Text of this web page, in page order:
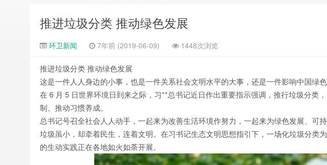
推进垃圾分类 推动绿色发展
环卫新闻 7年前 (2019-06-09) 1448次浏览
推进垃圾分类 推动绿色发展
这是一件人人身边的小事，也是一件关系社会文明水平的大事，还是一件影响中国绿色
在 6 月 5 日世界环境日到来之际，习**总书记近日作出重要指示强调，推行垃圾分类
制、推动习惯养成。
总书记号召全社会人人动手，一起来为改善生活环境作努力，一起来为绿色发展、可持
垃圾虽小，却牵着民生，连着文明。在习书记生态文明思想指引下，一场化垃圾分类
的生动实践正在各地如火如荼开展。